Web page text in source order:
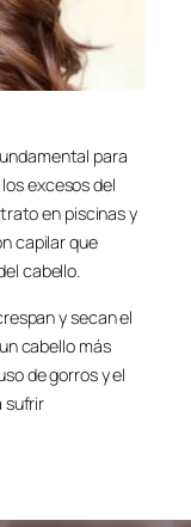
para
excesos del
en piscinas y
capilar que
cabello.
y secan el
cabello más
de gorros y el
sufrir